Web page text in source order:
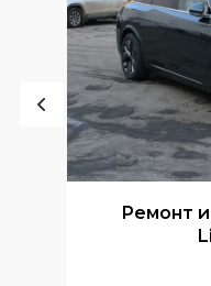
Ремонт